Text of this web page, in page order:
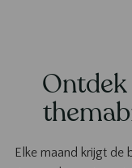
Ontdek
Elke maand krijgt de